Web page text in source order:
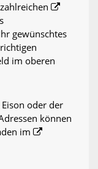
gewünschtes
im oberen
oder der
können
im